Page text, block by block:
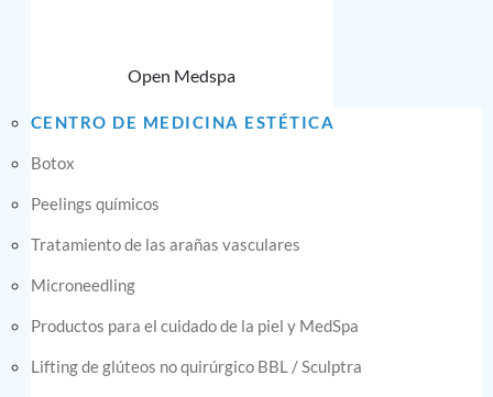
Open Medspa
CENTRO DE MEDICINA ESTÉTICA
Botox
Peelings químicos
Tratamiento de las arañas vasculares
Microneedling
Productos para el cuidado de la piel y MedSpa
Lifting de glúteos no quirúrgico BBL / Sculptra